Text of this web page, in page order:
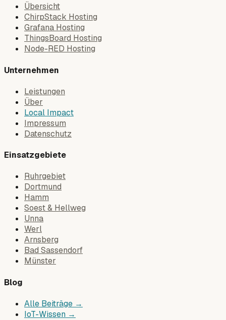
Übersicht
ChirpStack Hosting
Grafana Hosting
ThingsBoard Hosting
Node-RED Hosting
Unternehmen
Leistungen
Über
Local Impact
Impressum
Datenschutz
Einsatzgebiete
Ruhrgebiet
Dortmund
Hamm
Soest & Hellweg
Unna
Werl
Arnsberg
Bad Sassendorf
Münster
Blog
Alle Beiträge →
IoT-Wissen →